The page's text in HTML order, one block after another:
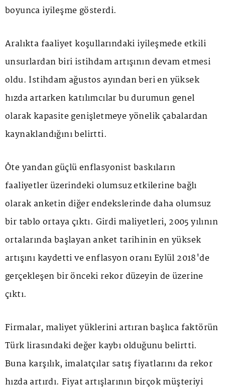
boyunca iyileşme gösterdi.
Aralıkta faaliyet koşullarındaki iyileşmede etkili
unsurlardan biri istihdam artışının devam etmesi
oldu. İstihdam ağustos ayından beri en yüksek
hızda artarken katılımcılar bu durumun genel
olarak kapasite genişletmeye yönelik çabalardan
kaynaklandığını belirtti.
Öte yandan güçlü enflasyonist baskıların
faaliyetler üzerindeki olumsuz etkilerine bağlı
olarak anketin diğer endekslerinde daha olumsuz
bir tablo ortaya çıktı. Girdi maliyetleri, 2005 yılının
ortalarında başlayan anket tarihinin en yüksek
artışını kaydetti ve enflasyon oranı Eylül 2018'de
gerçekleşen bir önceki rekor düzeyin de üzerine
çıktı.
Firmalar, maliyet yüklerini artıran başlıca faktörün
Türk lirasındaki değer kaybı olduğunu belirtti.
Buna karşılık, imalatçılar satış fiyatlarını da rekor
hızda artırdı. Fiyat artışlarının birçok müşteriyi